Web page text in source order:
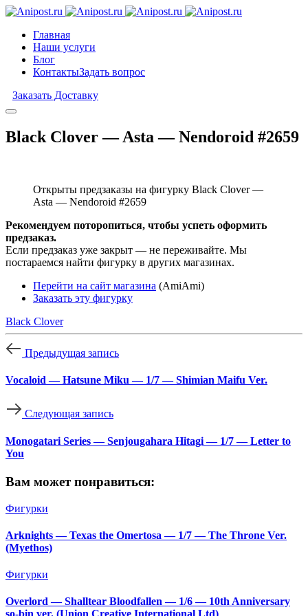
Главная
Наши услуги
Блог
КонтактыЗадать вопрос
Заказать Доставку
Black Clover — Asta — Nendoroid #2659
Открыты предзаказы на фигурку Black Clover —
Asta — Nendoroid #2659
Рекомендуем поторопиться, чтобы успеть оформить
предзаказ.
Если предзаказ уже закрыт — не переживайте. Мы
постараемся найти фигурку в других магазинах.
Перейти на сайт магазина (AmiAmi)
Заказать эту фигурку
Black Clover
Предыдущая запись
Vocaloid — Hatsune Miku — 1/7 — Shimian Maifu Ver.
Следующая запись
Monogatari Series — Senjougahara Hitagi — 1/7 — Letter to
You
Вам может понравиться:
Фигурки
Arknights — Texas the Omertosa — 1/7 — The Throne Ver.
(Myethos)
Фигурки
Overlord — Shalltear Bloodfallen — 1/6 — 10th Anniversary